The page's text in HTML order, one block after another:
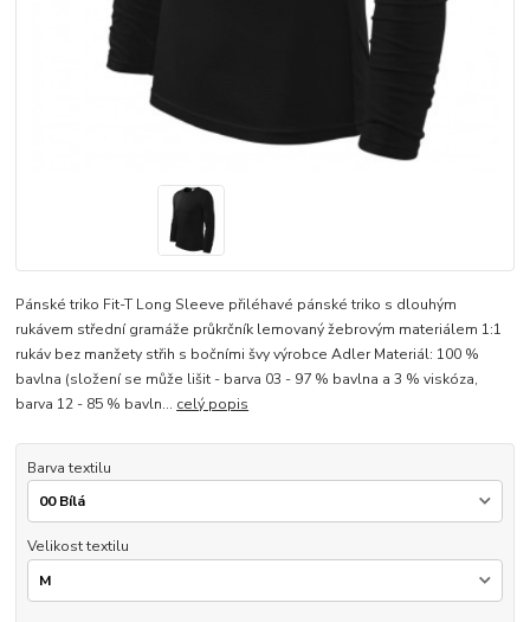
Pánské triko Fit-T Long Sleeve přiléhavé pánské triko s dlouhým
rukávem střední gramáže průkrčník lemovaný žebrovým materiálem 1:1
rukáv bez manžety střih s bočními švy výrobce Adler Materiál: 100 %
bavlna (složení se může lišit - barva 03 - 97 % bavlna a 3 % viskóza,
barva 12 - 85 % bavln... celý popis
Barva textilu
Velikost textilu